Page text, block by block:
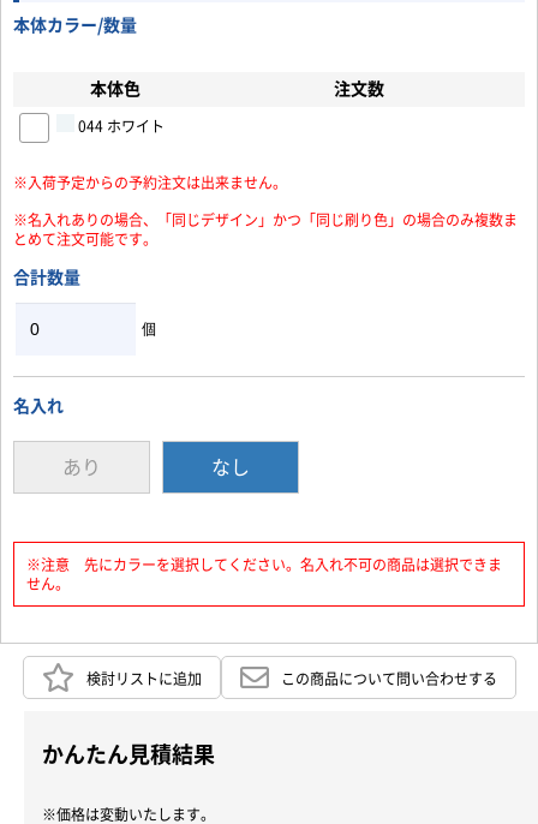
本体カラー/数量
本体色 注文数
044 ホワイト
※入荷予定からの予約注文は出来ません。
※名入れありの場合、「同じデザイン」かつ「同じ刷り色」の場合のみ複数ま
とめて注文可能です。
合計数量
個
名入れ
あり なし
※注意 先にカラーを選択してください。名入れ不可の商品は選択できま
せん。
お買い物を続ける
検討リストに追加 この商品について問い合わせする
かんたん見積結果
※価格は変動いたします。